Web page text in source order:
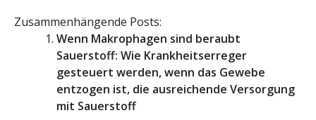
Zusammenhängende Posts:
Wenn Makrophagen sind beraubt
Sauerstoff: Wie Krankheitserreger
gesteuert werden, wenn das Gewebe
entzogen ist, die ausreichende Versorgung
mit Sauerstoff